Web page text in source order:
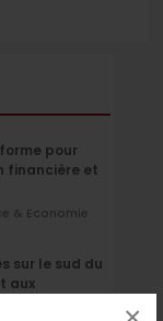
pour
financière et
& Economie
sur le sud du
aux